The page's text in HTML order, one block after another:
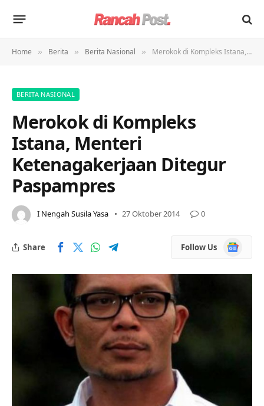
Home » Berita » Berita Nasional » Merokok di Kompleks Istana, Menteri Ketenagakerjaan Ditegur Paspampres
BERITA NASIONAL
Merokok di Kompleks
Istana, Menteri
Ketenagakerjaan Ditegur
Paspampres
I Nengah Susila Yasa 27 Oktober 2014 0
Share Follow Us
Google
News